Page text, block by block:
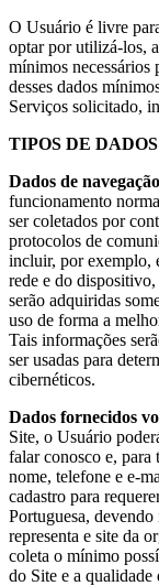
O Usuário é livre
optar por utilizá-los,
mínimos necessários
desses dados
Serviços solicitado,
TIPOS DE
Dados de
funcionamento
ser coletados por
protocolos de
incluir, por exemplo,
rede e do
serão adquiridas
uso de forma a
Tais informações
ser usadas para
cibernéticos.
Dados fornecidos
Site, o Usuário
falar conosco e,
nome, telefone e e-
cadastro para
Portuguesa,
representa e site da
coleta o mínimo
do Site e a qualidade